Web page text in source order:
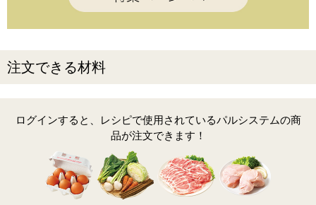
注文できる材料
ログインすると、レシピで使用されているパルシステムの商
品が注文できます！